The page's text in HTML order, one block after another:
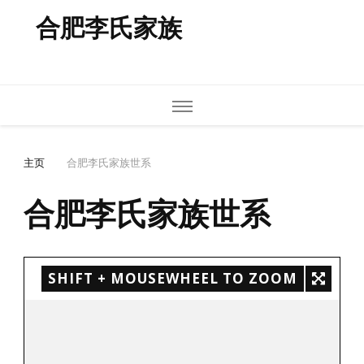
合肥李氏家族
主页 合肥李氏家族世系
合肥李氏家族世系
SHIFT + MOUSEWHEEL TO ZOOM